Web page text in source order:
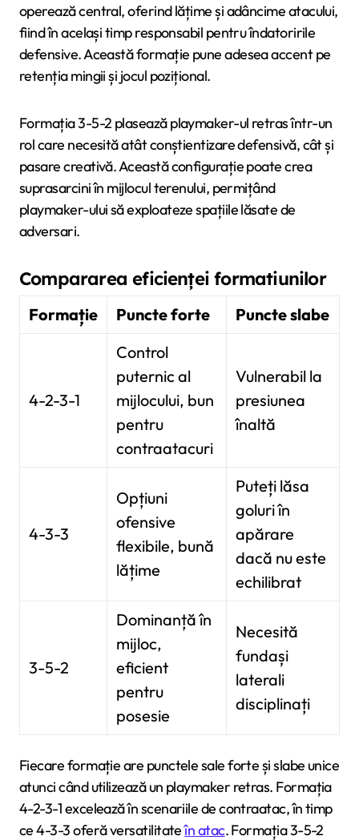
operează central, oferind lățime și adâncime atacului,
fiind în același timp responsabil pentru îndatoririle
defensive. Această formație pune adesea accent pe
retenția mingii și jocul pozițional.
Formația 3-5-2 plasează playmaker-ul retras într-un
rol care necesită atât conștientizare defensivă, cât și
pasare creativă. Această configurație poate crea
suprasarcini în mijlocul terenului, permițând
playmaker-ului să exploateze spațiile lăsate de
adversari.
Compararea eficienței formatiunilor
Formație Puncte forte Puncte slabe
4-2-3-1
Control
puternic al
mijlocului, bun
pentru
contraatacuri
Vulnerabil la
presiunea
înaltă
4-3-3
Opțiuni
ofensive
flexibile, bună
lățime
Puteți lăsa
goluri în
apărare
dacă nu este
echilibrat
3-5-2
Dominanță în
mijloc,
eficient
pentru
posesie
Necesită
fundași
laterali
disciplinați
Fiecare formație are punctele sale forte și slabe unice
atunci când utilizează un playmaker retras. Formația
4-2-3-1 excelează în scenariile de contraatac, în timp
ce 4-3-3 oferă versatilitateîn atac. Formația 3-5-2